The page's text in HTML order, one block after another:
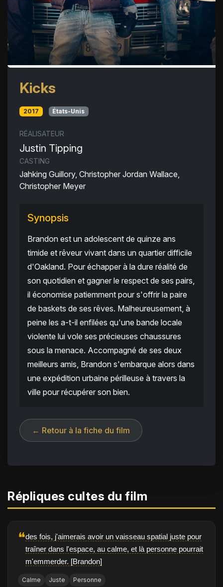
Kicks
2017 États-Unis
RÉALISATEUR
Justin Tipping
CASTING
Jahking Guillory, Christopher Jordan Wallace,
Christopher Meyer
Synopsis
Brandon est un adolescent de quinze ans
timide et rêveur vivant dans un quartier difficile
d'Oakland. Pour échapper à la dure réalité de
son quotidien et gagner le respect de ses pairs,
il économise patiemment pour s'offrir la paire
de baskets de ses rêves. Malheureusement, à
peine les a-t-il enfilées qu'une bande locale
violente lui vole ses précieuses chaussures
sous la menace. Accompagné de ses deux
meilleurs amis, Brandon s'embarque alors dans
une expédition urbaine périlleuse à travers la
ville pour récupérer son bien.
← Retour à la fiche du film
Répliques cultes du film
❝des fois, j'aimerais avoir un vaisseau spatial juste pour
traîner dans l'espace, au calme, et là personne pourrait
m'emmerder. [Brandon]
Calme Juste Personne